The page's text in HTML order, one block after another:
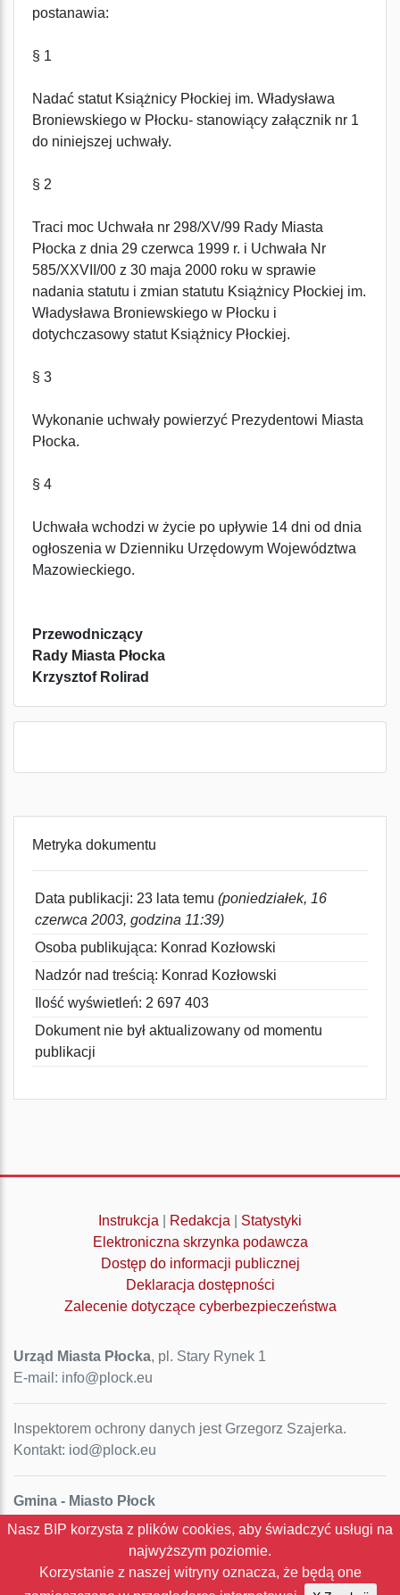
postanawia:
§ 1
Nadać statut Książnicy Płockiej im. Władysława
Broniewskiego w Płocku- stanowiący załącznik nr 1
do niniejszej uchwały.
§ 2
Traci moc Uchwała nr 298/XV/99 Rady Miasta
Płocka z dnia 29 czerwca 1999 r. i Uchwała Nr
585/XXVII/00 z 30 maja 2000 roku w sprawie
nadania statutu i zmian statutu Książnicy Płockiej im.
Władysława Broniewskiego w Płocku i
dotychczasowy statut Książnicy Płockiej.
§ 3
Wykonanie uchwały powierzyć Prezydentowi Miasta
Płocka.
§ 4
Uchwała wchodzi w życie po upływie 14 dni od dnia
ogłoszenia w Dzienniku Urzędowym Województwa
Mazowieckiego.
Przewodniczący
Rady Miasta Płocka
Krzysztof Rolirad
Metryka dokumentu
Data publikacji: 23 lata temu (poniedziałek, 16
czerwca 2003, godzina 11:39)
Osoba publikująca: Konrad Kozłowski
Nadzór nad treścią: Konrad Kozłowski
Ilość wyświetleń: 2 697 403
Dokument nie był aktualizowany od momentu
publikacji
Instrukcja Redakcja
Statystyki
Elektroniczna skrzynka podawcza
Dostęp do informacji publicznej
Deklaracja dostępności
Zalecenie dotyczące cyberbezpieczeństwa
Urząd Miasta Płocka, pl. Stary Rynek 1
E-mail: info@plock.eu
Inspektorem ochrony danych jest Grzegorz Szajerka.
Kontakt: iod@plock.eu
Gmina - Miasto Płock
Pl. Stary Rynek 1
NIP: 774-31-35-712
Nasz BIP korzysta z plików cookies, aby świadczyć usługi na
najwyższym poziomie.
Korzystanie z naszej witryny oznacza, że będą one